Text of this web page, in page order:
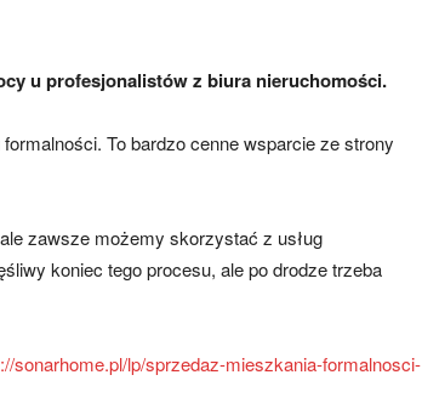
u profesjonalistów z biura nieruchomości.
To bardzo cenne wsparcie ze strony
zawsze możemy skorzystać z usług
koniec tego procesu, ale po drodze trzeba
sonarhome.pl/lp/sprzedaz-mieszkania-formalnosci-